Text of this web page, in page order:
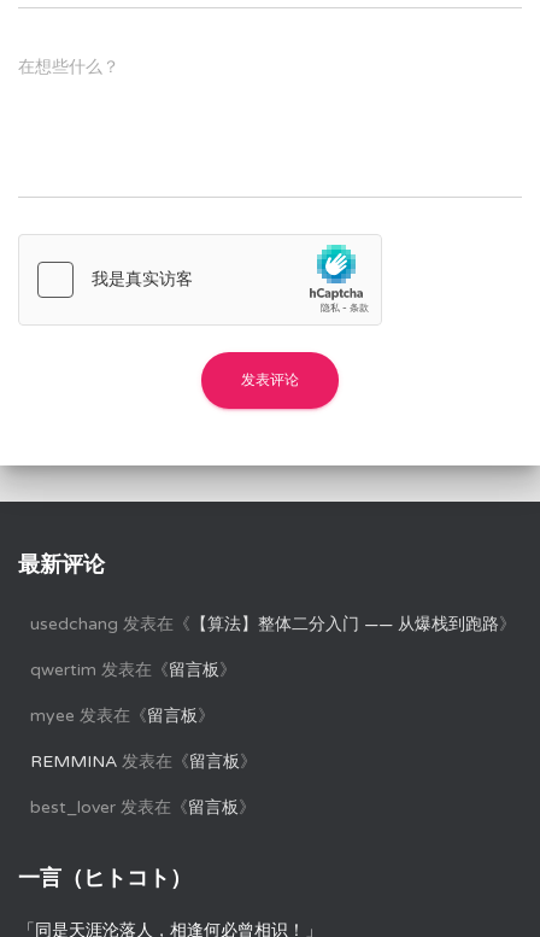
在想些什么？
最新评论
usedchang 发表在《 【算法】整体二分入门 —— 从爆栈到跑路》
qwertim 发表在《留言板》
myee 发表在《留言板》
REMMINA 发表在《留言板》
best_lover 发表在《留言板》
一言（ヒトコト）
「同是天涯沦落人，相逢何必曾相识！」